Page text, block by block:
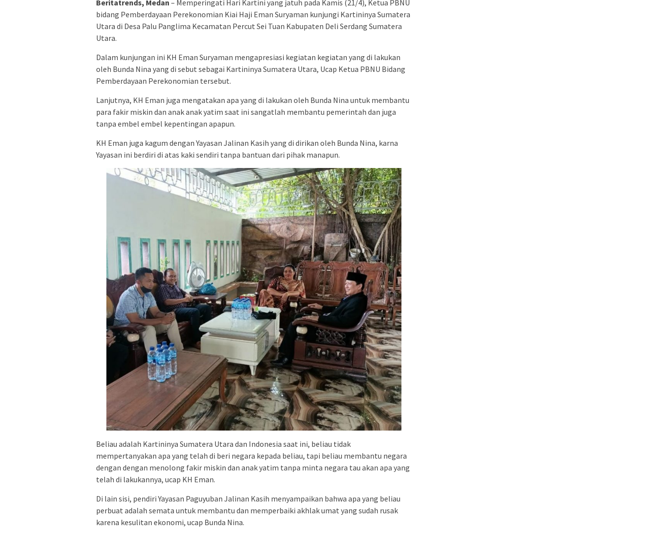
Beritatrends, Medan – Memperingati Hari Kartini yang jatuh pada Kamis (21/4), Ketua PBNU
bidang Pemberdayaan Perekonomian Kiai Haji Eman Suryaman kunjungi Kartininya Sumatera
Utara di Desa Palu Panglima Kecamatan Percut Sei Tuan Kabupaten Deli Serdang Sumatera
Utara.
Dalam kunjungan ini KH Eman Suryaman mengapresiasi kegiatan kegiatan yang di lakukan
oleh Bunda Nina yang di sebut sebagai Kartininya Sumatera Utara, Ucap Ketua PBNU Bidang
Pemberdayaan Perekonomian tersebut.
Lanjutnya, KH Eman juga mengatakan apa yang di lakukan oleh Bunda Nina untuk membantu
para fakir miskin dan anak anak yatim saat ini sangatlah membantu pemerintah dan juga
tanpa embel embel kepentingan apapun.
KH Eman juga kagum dengan Yayasan Jalinan Kasih yang di dirikan oleh Bunda Nina, karna
Yayasan ini berdiri di atas kaki sendiri tanpa bantuan dari pihak manapun.
Beliau adalah Kartininya Sumatera Utara dan Indonesia saat ini, beliau tidak
mempertanyakan apa yang telah di beri negara kepada beliau, tapi beliau membantu negara
dengan dengan menolong fakir miskin dan anak yatim tanpa minta negara tau akan apa yang
telah di lakukannya, ucap KH Eman.
Di lain sisi, pendiri Yayasan Paguyuban Jalinan Kasih menyampaikan bahwa apa yang beliau
perbuat adalah semata untuk membantu dan memperbaiki akhlak umat yang sudah rusak
karena kesulitan ekonomi, ucap Bunda Nina.